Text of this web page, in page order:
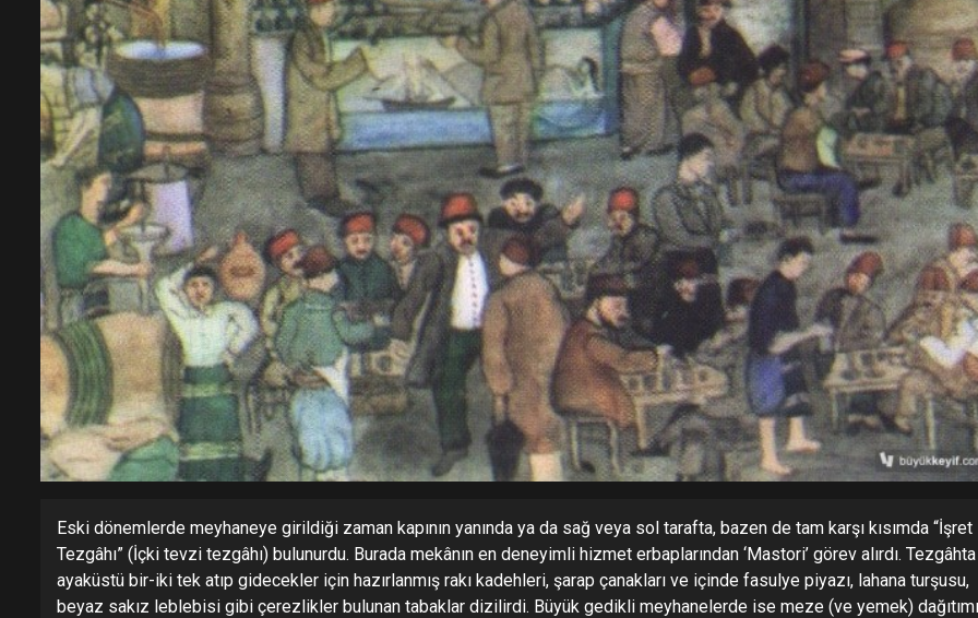
Eski dönemlerde meyhaneye girildiği zaman kapının yanında ya da sağ veya sol tarafta, bazen de tam karşı kısımda “İşret
Tezgâhı” (İçki tevzi tezgâhı) bulunurdu. Burada mekânın en deneyimli hizmet erbaplarından ‘Mastori’ görev alırdı. Tezgâhta
ayaküstü bir-iki tek atıp gidecekler için hazırlanmış rakı kadehleri, şarap çanakları ve içinde fasulye piyazı, lahana turşusu,
beyaz sakız leblebisi gibi çerezlikler bulunan tabaklar dizilirdi. Büyük gedikli meyhanelerde ise meze (ve yemek) dağıtımı